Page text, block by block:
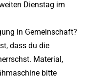
Dienstag im
in Gemeinschaft?
dass du die
Material,
bitte